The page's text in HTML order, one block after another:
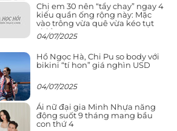
Chị em 30 nên “tẩy chay” ngay 4
kiểu quần ống rộng này: Mặc
vào trông vừa quê vừa kéo tụt
chiều cao
04/07/2025
Hồ Ngọc Hà, Chi Pu so body với
bikini “tí hon” giá nghìn USD
04/07/2025
Ái nữ đại gia Minh Nhựa năng
động suốt 9 tháng mang bầu
con thứ 4